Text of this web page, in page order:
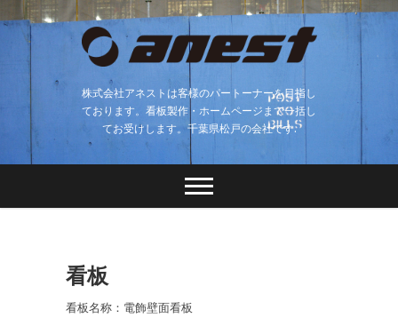
株式会社アネストは客様のパートーナーを目指し
ております。看板製作・ホームページまで一括し
てお受けします。千葉県松戸の会社です.
看板
看板名称：電飾壁面看板